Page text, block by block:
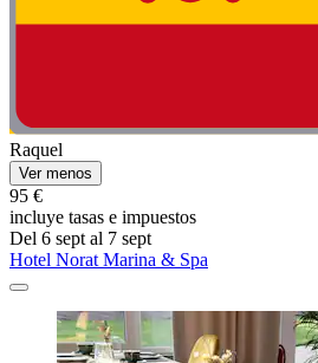
Raquel
Ver menos
95 €
incluye tasas e impuestos
Del 6 sept al 7 sept
Hotel Norat Marina & Spa